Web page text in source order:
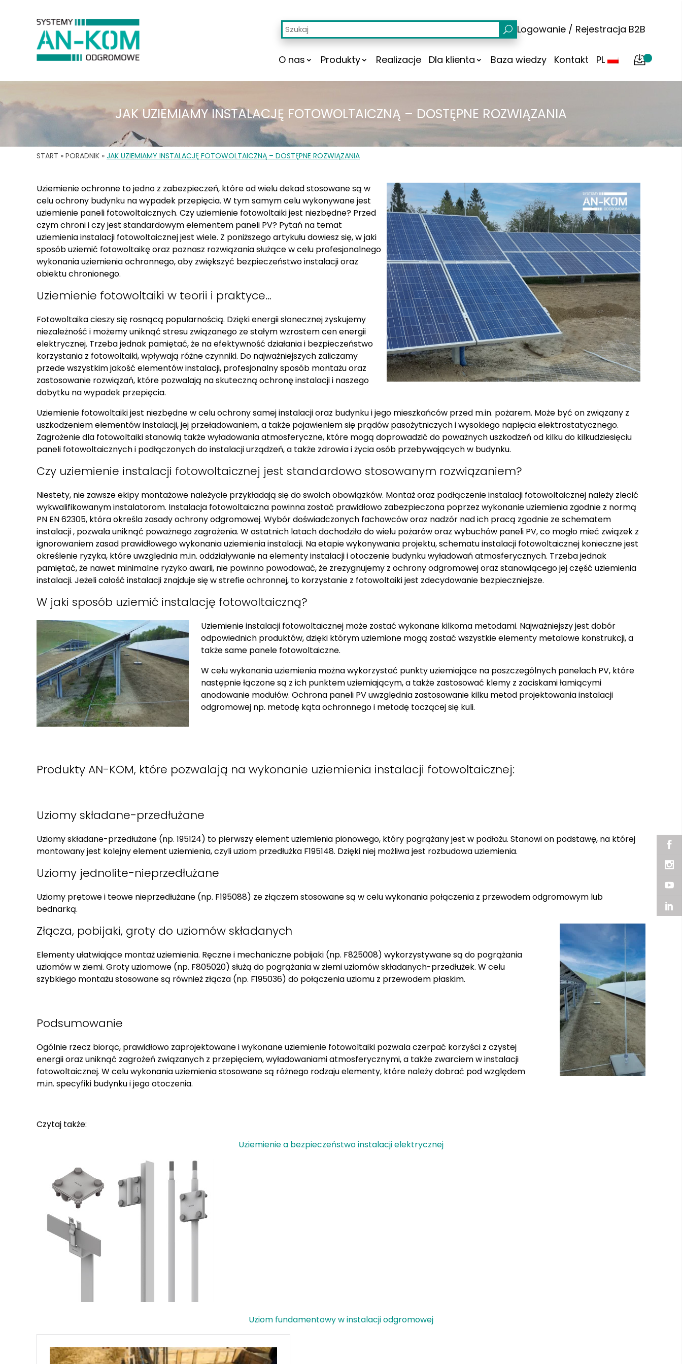
Logowanie / Rejestracja B2B
O nas Produkty Realizacje Dla klienta Baza wiedzy Kontakt PL
JAK UZIEMIAMY INSTALACJĘ FOTOWOLTAICZNĄ – DOSTĘPNE ROZWIĄZANIA
START » PORADNIK » JAK UZIEMIAMY INSTALACJĘ FOTOWOLTAICZNĄ – DOSTĘPNE ROZWIĄZANIA
Uziemienie ochronne to jedno z zabezpieczeń, które od wielu dekad stosowane są w
celu ochrony budynku na wypadek przepięcia. W tym samym celu wykonywane jest
uziemienie paneli fotowoltaicznych. Czy uziemienie fotowoltaiki jest niezbędne? Przed
czym chroni i czy jest standardowym elementem paneli PV? Pytań na temat
uziemienia instalacji fotowoltaicznej jest wiele. Z poniższego artykułu dowiesz się, w jaki
sposób uziemić fotowoltaikę oraz poznasz rozwiązania służące w celu profesjonalnego
wykonania uziemienia ochronnego, aby zwiększyć bezpieczeństwo instalacji oraz
obiektu chronionego.
Uziemienie fotowoltaiki w teorii i praktyce…
Fotowoltaika cieszy się rosnącą popularnością. Dzięki energii słonecznej zyskujemy
niezależność i możemy uniknąć stresu związanego ze stałym wzrostem cen energii
elektrycznej. Trzeba jednak pamiętać, że na efektywność działania i bezpieczeństwo
korzystania z fotowoltaiki, wpływają różne czynniki. Do najważniejszych zaliczamy
przede wszystkim jakość elementów instalacji, profesjonalny sposób montażu oraz
zastosowanie rozwiązań, które pozwalają na skuteczną ochronę instalacji i naszego
dobytku na wypadek przepięcia.
Uziemienie fotowoltaiki jest niezbędne w celu ochrony samej instalacji oraz budynku i jego mieszkańców przed m.in. pożarem. Może być on związany z
uszkodzeniem elementów instalacji, jej przeładowaniem, a także pojawieniem się prądów pasożytniczych i wysokiego napięcia elektrostatycznego.
Zagrożenie dla fotowoltaiki stanowią także wyładowania atmosferyczne, które mogą doprowadzić do poważnych uszkodzeń od kilku do kilkudziesięciu
paneli fotowoltaicznych i podłączonych do instalacji urządzeń, a także zdrowia i życia osób przebywających w budynku.
Czy uziemienie instalacji fotowoltaicznej jest standardowo stosowanym rozwiązaniem?
Niestety, nie zawsze ekipy montażowe należycie przykładają się do swoich obowiązków. Montaż oraz podłączenie instalacji fotowoltaicznej należy zlecić
wykwalifikowanym instalatorom. Instalacja fotowoltaiczna powinna zostać prawidłowo zabezpieczona poprzez wykonanie uziemienia zgodnie z normą
PN EN 62305, która określa zasady ochrony odgromowej. Wybór doświadczonych fachowców oraz nadzór nad ich pracą zgodnie ze schematem
instalacji , pozwala uniknąć poważnego zagrożenia. W ostatnich latach dochodziło do wielu pożarów oraz wybuchów paneli PV, co mogło mieć związek z
ignorowaniem zasad prawidłowego wykonania uziemienia instalacji. Na etapie wykonywania projektu, schematu instalacji fotowoltaicznej konieczne jest
określenie ryzyka, które uwzględnia m.in. oddziaływanie na elementy instalacji i otoczenie budynku wyładowań atmosferycznych. Trzeba jednak
pamiętać, że nawet minimalne ryzyko awarii, nie powinno powodować, że zrezygnujemy z ochrony odgromowej oraz stanowiącego jej część uziemienia
instalacji. Jeżeli całość instalacji znajduje się w strefie ochronnej, to korzystanie z fotowoltaiki jest zdecydowanie bezpieczniejsze.
W jaki sposób uziemić instalację fotowoltaiczną?
Uziemienie instalacji fotowoltaicznej może zostać wykonane kilkoma metodami. Najważniejszy jest dobór
odpowiednich produktów, dzięki którym uziemione mogą zostać wszystkie elementy metalowe konstrukcji, a
także same panele fotowoltaiczne.
W celu wykonania uziemienia można wykorzystać punkty uziemiające na poszczególnych panelach PV, które
następnie łączone są z ich punktem uziemiającym, a także zastosować klemy z zaciskami łamiącymi
anodowanie modułów. Ochrona paneli PV uwzględnia zastosowanie kilku metod projektowania instalacji
odgromowej np. metodę kąta ochronnego i metodę toczącej się kuli.
Produkty AN-KOM, które pozwalają na wykonanie uziemienia instalacji fotowoltaicznej:
Uziomy składane-przedłużane
Uziomy składane-przedłużane (np. 195124) to pierwszy element uziemienia pionowego, który pogrążany jest w podłożu. Stanowi on podstawę, na której
montowany jest kolejny element uziemienia, czyli uziom przedłużka F195148. Dzięki niej możliwa jest rozbudowa uziemienia.
Uziomy jednolite-nieprzedłużane
Uziomy prętowe i teowe nieprzedłużane (np. F195088) ze złączem stosowane są w celu wykonania połączenia z przewodem odgromowym lub
bednarką.
Złącza, pobijaki, groty do uziomów składanych
Elementy ułatwiające montaż uziemienia. Ręczne i mechaniczne pobijaki (np. F825008) wykorzystywane są do pogrążania
uziomów w ziemi. Groty uziomowe (np. F805020) służą do pogrążania w ziemi uziomów składanych-przedłużek. W celu
szybkiego montażu stosowane są również złącza (np. F195036) do połączenia uziomu z przewodem płaskim.
Podsumowanie
Ogólnie rzecz biorąc, prawidłowo zaprojektowane i wykonane uziemienie fotowoltaiki pozwala czerpać korzyści z czystej
energii oraz uniknąć zagrożeń związanych z przepięciem, wyładowaniami atmosferycznymi, a także zwarciem w instalacji
fotowoltaicznej. W celu wykonania uziemienia stosowane są różnego rodzaju elementy, które należy dobrać pod względem
m.in. specyfiki budynku i jego otoczenia.
Czytaj także:
Uziemienie a bezpieczeństwo instalacji elektrycznej
Uziom fundamentowy w instalacji odgromowej